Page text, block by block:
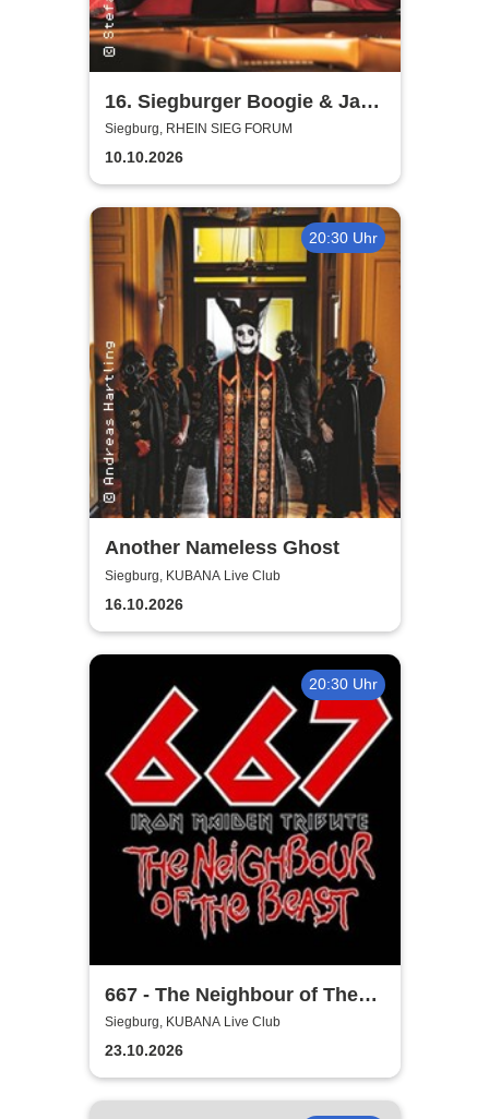
16. Siegburger Boogie & Jazz
Night
Siegburg, RHEIN SIEG FORUM
10.10.2026
20:30 Uhr
Another Nameless Ghost
Siegburg, KUBANA Live Club
16.10.2026
20:30 Uhr
667 - The Neighbour of The
Beast
Siegburg, KUBANA Live Club
23.10.2026